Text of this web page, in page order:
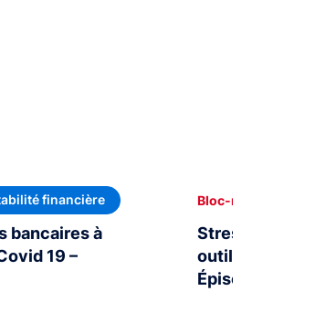
bancaires à
19 –
financière
Stress-tests
outils
Épisode 1
Bloc-notes Éco